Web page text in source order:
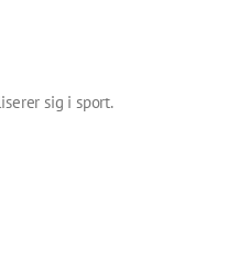
sig i sport.